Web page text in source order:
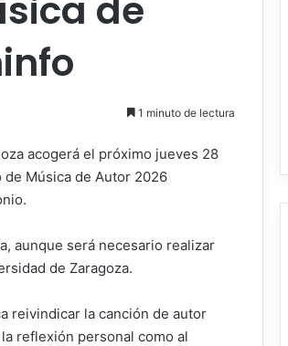
de
1 minuto de lectura
acogerá el próximo jueves 28
Música de Autor 2026
aunque será necesario realizar
de Zaragoza.
reivindicar la canción de autor
reflexión personal como al